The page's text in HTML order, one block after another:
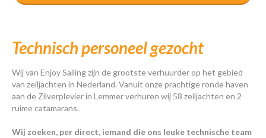
Technisch personeel gezocht
Wij van Enjoy Sailing zijn de grootste verhuurder op het gebied
van zeiljachten in Nederland. Vanuit onze prachtige ronde haven
aan de Zilverplevier in Lemmer verhuren wij 58 zeiljachten en 2
ruime catamarans.
Wij zoeken, per direct, iemand die ons leuke technische team